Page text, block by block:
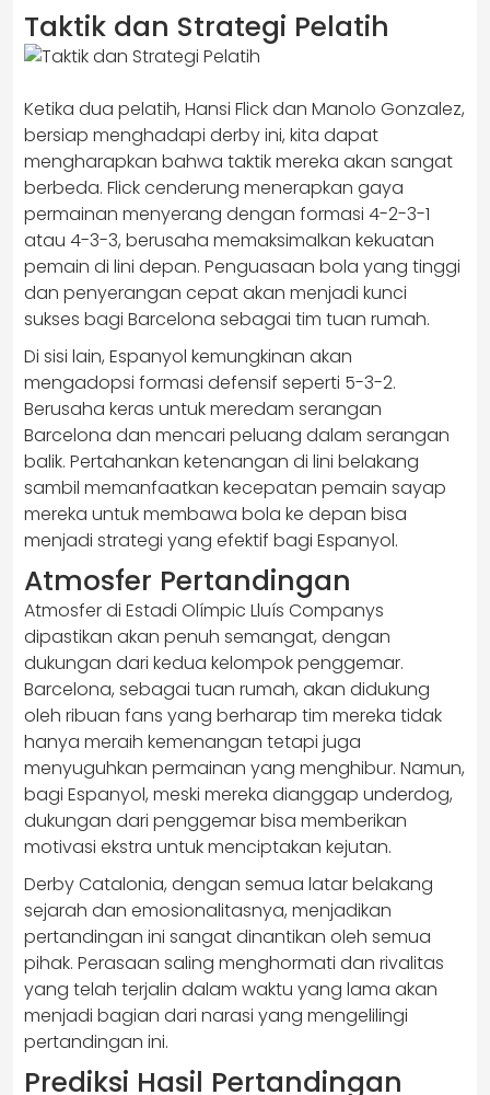
Taktik dan Strategi Pelatih
Ketika dua pelatih, Hansi Flick dan Manolo Gonzalez,
bersiap menghadapi derby ini, kita dapat
mengharapkan bahwa taktik mereka akan sangat
berbeda. Flick cenderung menerapkan gaya
permainan menyerang dengan formasi 4-2-3-1
atau 4-3-3, berusaha memaksimalkan kekuatan
pemain di lini depan. Penguasaan bola yang tinggi
dan penyerangan cepat akan menjadi kunci
sukses bagi Barcelona sebagai tim tuan rumah.
Di sisi lain, Espanyol kemungkinan akan
mengadopsi formasi defensif seperti 5-3-2.
Berusaha keras untuk meredam serangan
Barcelona dan mencari peluang dalam serangan
balik. Pertahankan ketenangan di lini belakang
sambil memanfaatkan kecepatan pemain sayap
mereka untuk membawa bola ke depan bisa
menjadi strategi yang efektif bagi Espanyol.
Atmosfer Pertandingan
Atmosfer di Estadi Olímpic Lluís Companys
dipastikan akan penuh semangat, dengan
dukungan dari kedua kelompok penggemar.
Barcelona, sebagai tuan rumah, akan didukung
oleh ribuan fans yang berharap tim mereka tidak
hanya meraih kemenangan tetapi juga
menyuguhkan permainan yang menghibur. Namun,
bagi Espanyol, meski mereka dianggap underdog,
dukungan dari penggemar bisa memberikan
motivasi ekstra untuk menciptakan kejutan.
Derby Catalonia, dengan semua latar belakang
sejarah dan emosionalitasnya, menjadikan
pertandingan ini sangat dinantikan oleh semua
pihak. Perasaan saling menghormati dan rivalitas
yang telah terjalin dalam waktu yang lama akan
menjadi bagian dari narasi yang mengelilingi
pertandingan ini.
Prediksi Hasil Pertandingan